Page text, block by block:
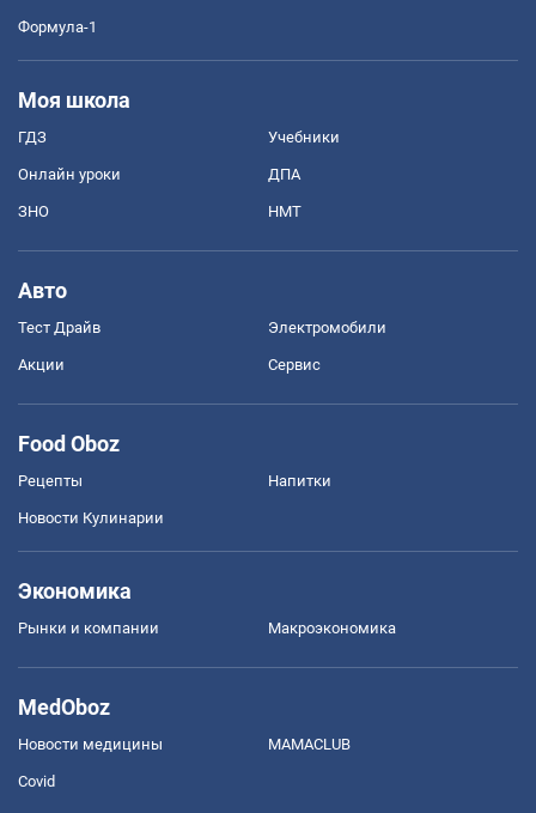
Формула-1
Моя школа
ГДЗ Учебники
Онлайн уроки ДПА
ЗНО НМТ
Авто
Тест Драйв Электромобили
Акции Сервис
Food Oboz
Рецепты Напитки
Новости Кулинарии
Экономика
Рынки и компании Mакроэкономика
MedOboz
Новости медицины MAMACLUB
Covid